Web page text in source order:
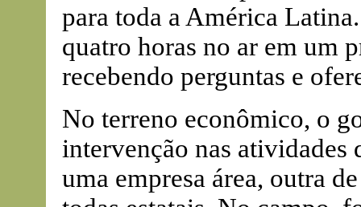
para toda a América
quatro horas no ar em um
recebendo perguntas e
No terreno econômico, o
intervenção nas
uma empresa área, outra